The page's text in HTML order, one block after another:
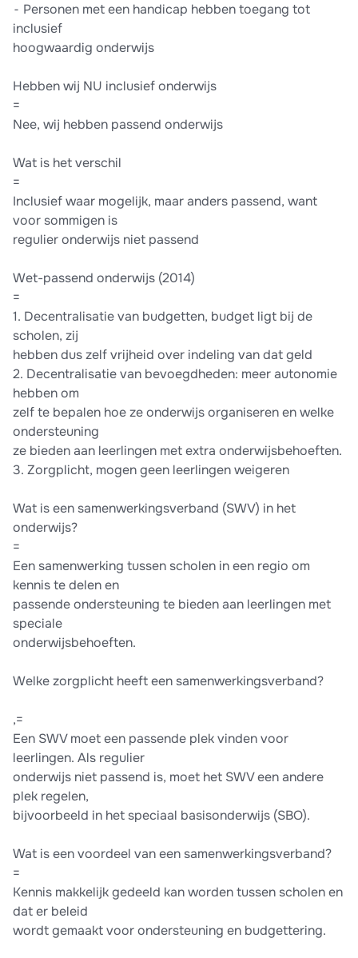
⁃ Personen met een handicap hebben toegang tot
inclusief
hoogwaardig onderwijs
Hebben wij NU inclusief onderwijs
=
Nee, wij hebben passend onderwijs
Wat is het verschil
=
Inclusief waar mogelijk, maar anders passend, want
voor sommigen is
regulier onderwijs niet passend
Wet-passend onderwijs (2014)
=
1. Decentralisatie van budgetten, budget ligt bij de
scholen, zij
hebben dus zelf vrijheid over indeling van dat geld
2. Decentralisatie van bevoegdheden: meer autonomie
hebben om
zelf te bepalen hoe ze onderwijs organiseren en welke
ondersteuning
ze bieden aan leerlingen met extra onderwijsbehoeften.
3. Zorgplicht, mogen geen leerlingen weigeren
Wat is een samenwerkingsverband (SWV) in het
onderwijs?
=
Een samenwerking tussen scholen in een regio om
kennis te delen en
passende ondersteuning te bieden aan leerlingen met
speciale
onderwijsbehoeften.
Welke zorgplicht heeft een samenwerkingsverband?
,=
Een SWV moet een passende plek vinden voor
leerlingen. Als regulier
onderwijs niet passend is, moet het SWV een andere
plek regelen,
bijvoorbeeld in het speciaal basisonderwijs (SBO).
Wat is een voordeel van een samenwerkingsverband?
=
Kennis makkelijk gedeeld kan worden tussen scholen en
dat er beleid
wordt gemaakt voor ondersteuning en budgettering.